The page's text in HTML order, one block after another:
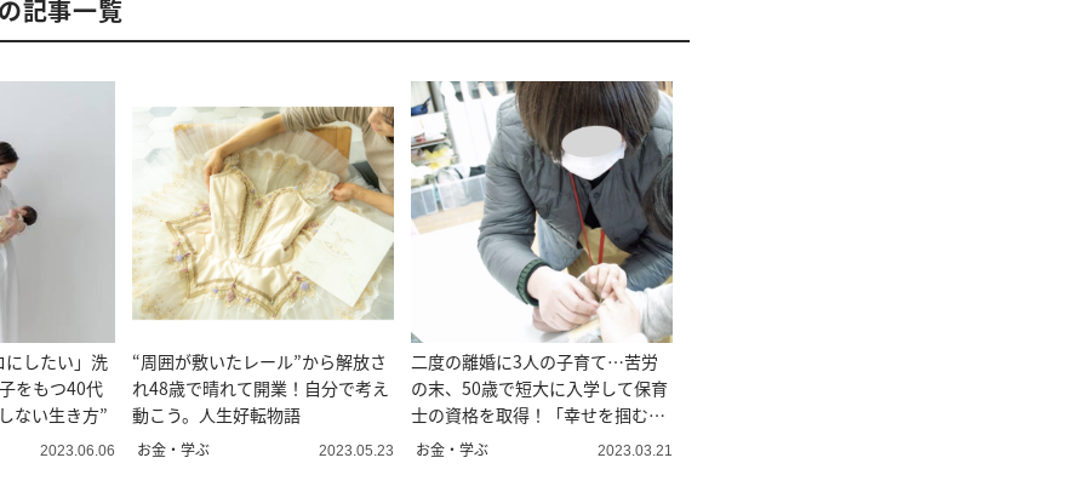
記事一覧
したい」洗
をもつ40代
ない生き方”
2023.06.06
“周囲が敷いたレール”から解放さ
れ48歳で晴れて開業！自分で考え
動こう。人生好転物語
お金・学ぶ 2023.05.23
二度の離婚に3人の子育て…苦労
の末、50歳で短大に入学して保育
士の資格を取得！「幸せを掴む」
秘訣とは
お金・学ぶ 2023.03.21